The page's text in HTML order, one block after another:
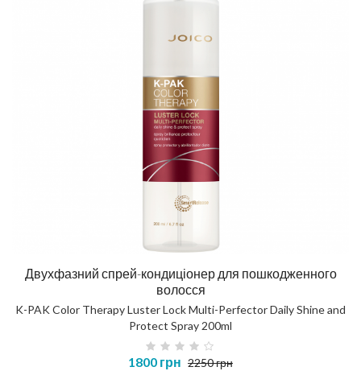
Двухфазний спрей-кондиціонер для пошкодженного
волосся
K-PAK Color Therapy Luster Lock Multi-Perfector Daily Shine and
Protect Spray 200ml
1800 грн 2250 грн